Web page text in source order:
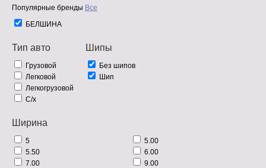
Популярные бренды Все
БЕЛШИНА
Тип авто
Грузовой
Легковой
Легкогрузовой
С/х
Шипы
Без шипов
Шип
Ширина
5
5.00
5.50
6.00
7.00
9.00